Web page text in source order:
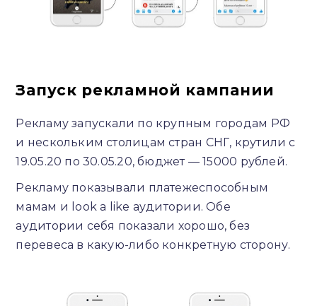
Запуск рекламной кампании
Рекламу запускали по крупным городам РФ
и нескольким столицам стран СНГ, крутили с
19.05.20 по 30.05.20, бюджет — 15000 рублей.
Рекламу показывали платежеспособным
мамам и look a like аудитории. Обе
аудитории себя показали хорошо, без
перевеса в какую-либо конкретную сторону.